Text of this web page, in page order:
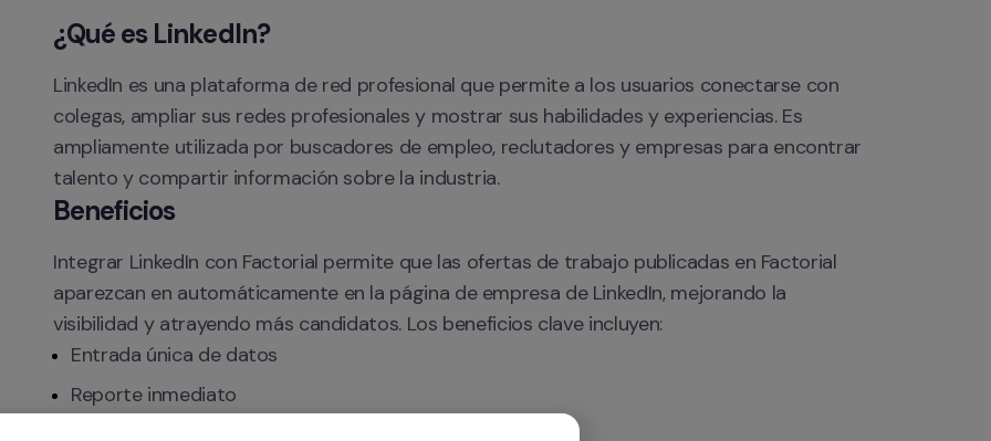
¿Qué es LinkedIn?
LinkedIn es una plataforma de red profesional que permite a los usuarios conectarse con
colegas, ampliar sus redes profesionales y mostrar sus habilidades y experiencias. Es
ampliamente utilizada por buscadores de empleo, reclutadores y empresas para encontrar
talento y compartir información sobre la industria.
Beneficios
Integrar LinkedIn con Factorial permite que las ofertas de trabajo publicadas en Factorial
aparezcan en automáticamente en la página de empresa de LinkedIn, mejorando la
visibilidad y atrayendo más candidatos. Los beneficios clave incluyen:
Entrada única de datos
Reporte inmediato